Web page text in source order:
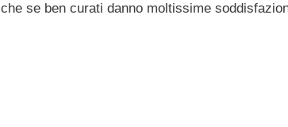
se ben curati danno moltissime